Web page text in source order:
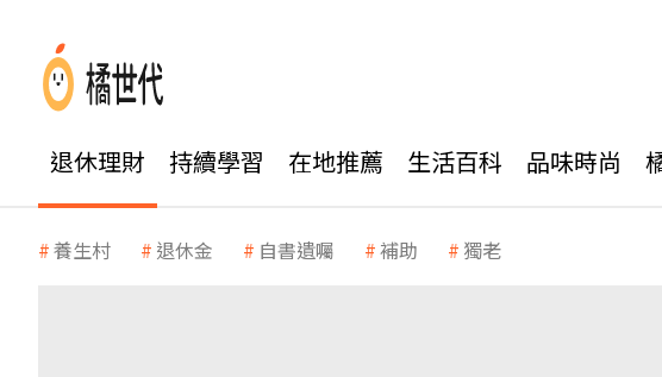
退休理財 持續學習 在地推薦 生活百科 品味時尚
養生村 退休金 自書遺囑 補助 獨老